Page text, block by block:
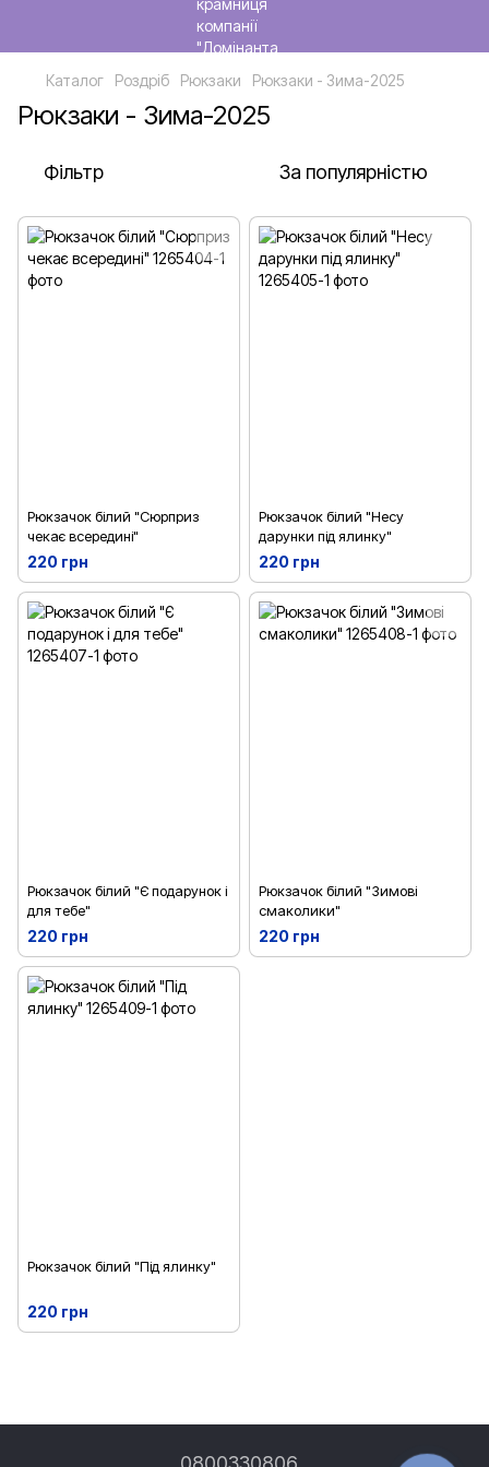
Каталог Роздріб Рюкзаки Рюкзаки - Зима-2025
Рюкзаки - Зима-2025
Фільтр За популярністю
Рюкзачок білий "Сюрприз
чекає всередині"
220 грн
Рюкзачок білий "Несу
дарунки під ялинку"
220 грн
Рюкзачок білий "Є подарунок і
для тебе"
220 грн
Рюкзачок білий "Зимові
смаколики"
220 грн
Рюкзачок білий "Під ялинку"
220 грн